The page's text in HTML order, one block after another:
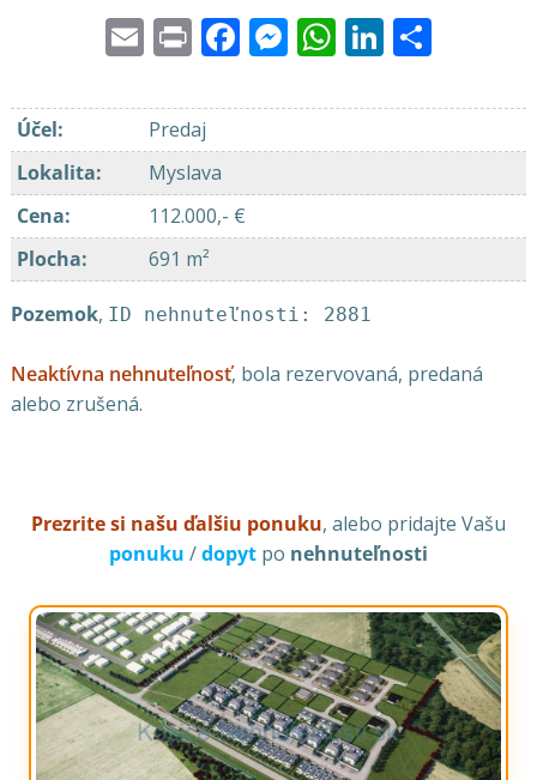
EmailPrintFacebook
Messenger
WhatsApp
LinkedIn
Účel:
Predaj
Lokalita:
Myslava
Cena:
112.000,- €
Plocha: 691 m²
Pozemok, ID nehnuteľnosti: 2881
Neaktívna nehnuteľnosť, bola rezervovaná, predaná
alebo zrušená.
Prezrite si našu ďalšiu ponuku, alebo pridajte Vašu
ponuku /dopyt po nehnuteľnosti